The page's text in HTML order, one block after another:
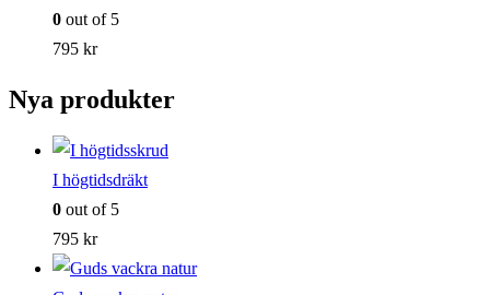
0 out of 5
795 kr
Nya produkter
I högtidsdräkt
0 out of 5
795 kr